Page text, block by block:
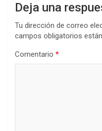
Deja una
Tu dirección de correo
campos obligatorios
Comentario *